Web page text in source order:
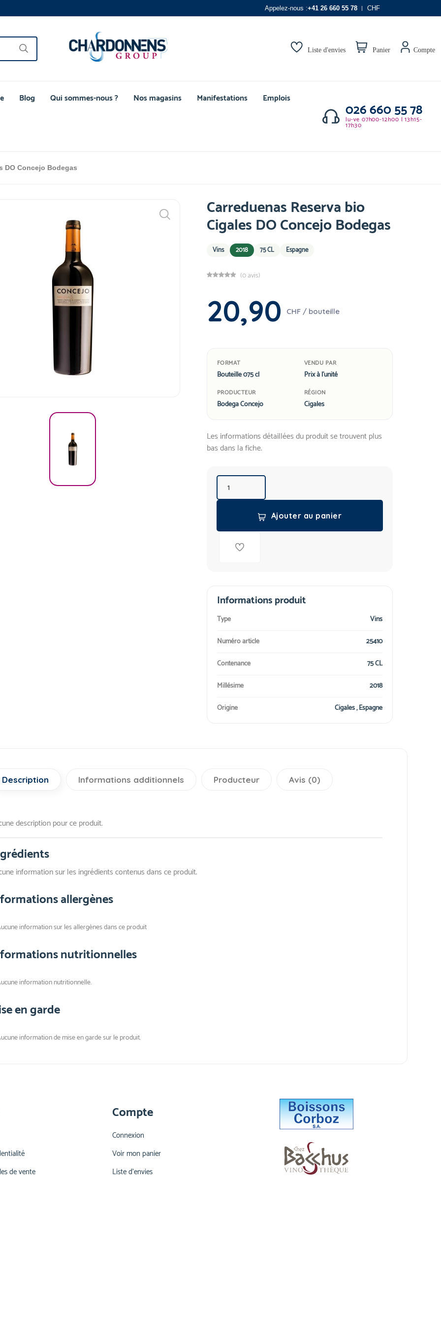
Appelez-nous :+41 26 660 55 78 CHF
Liste d'envies Panier Compte
Blog Qui sommes-nous ? Nos magasins Manifestations Emplois
026 660 55 78
lu-ve 07h00-12h00 | 13h15-
17h30
DO Concejo Bodegas
Carreduenas Reserva bio
Cigales DO Concejo Bodegas
Vins 2018 75 CL Espagne
(0 avis)
20,90 CHF / bouteille
FORMAT
Bouteille 075 cl
VENDU PAR
Prix à l'unité
PRODUCTEUR
Bodega Concejo
RÉGION
Cigales
Les informations détaillées du produit se trouvent plus
bas dans la fiche.
Ajouter au panier
Informations produit
Type
Vins
Numéro article
25410
Contenance
75 CL
Millésime
2018
Origine
Cigales , Espagne
Description Informations additionnels Producteur Avis (0)
description pour ce produit.
information sur les ingrédients contenus dans ce produit.
allergènes
information sur les allergènes dans ce produit
nutritionnelles
information nutritionnelle.
en garde
information de mise en garde sur le produit.
de vente
Compte
Connexion
Voir mon panier
Liste d'envies